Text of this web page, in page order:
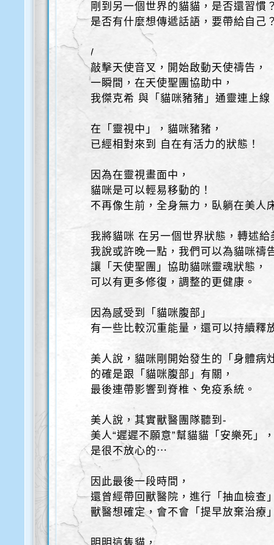
剛到另一個世界的貓貓，是否還習慣
是否有什麼想傳遞話語，要帶給自己
/
敲擊天使音叉，開始啟動天使禱告，
一瞬間，在天使聖團協助中，
我傑克希 與「貓咪豬豬」通靈連上線
在「靈視中」，貓咪豬豬，
已經相對來到 自在有活力的狀態！
因為在靈視畫面中，
貓咪是可以輕易移動的！
不再像生前，全身無力，臥躺在美人
我將貓咪 在另一個世界狀態，轉述給
我說或許晚一點，我們可以為貓咪禱
讓「天使聖團」協助貓咪靈魂狀態，
可以有更多修復，調整的更健康。
因為感受到「貓咪腹部」
有一些比較沉重能量，還可以持續釋
美人說，貓咪剛開始發生的「身體病
的確是跟「貓咪腹部」有關，
最後連帶影響到脊椎、免疫系統。
美人說，其實獸醫團隊聽到-
美人“遲遲不願意”幫貓貓「安樂死」
是很不放心的⋯
因此最後一段時間，
還曾經帶回獸醫院，進行「抽血檢查
獸醫想確定，會不會「提早放棄治療